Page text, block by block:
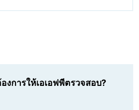
การให้เอเอฟพีตรวจสอบ?